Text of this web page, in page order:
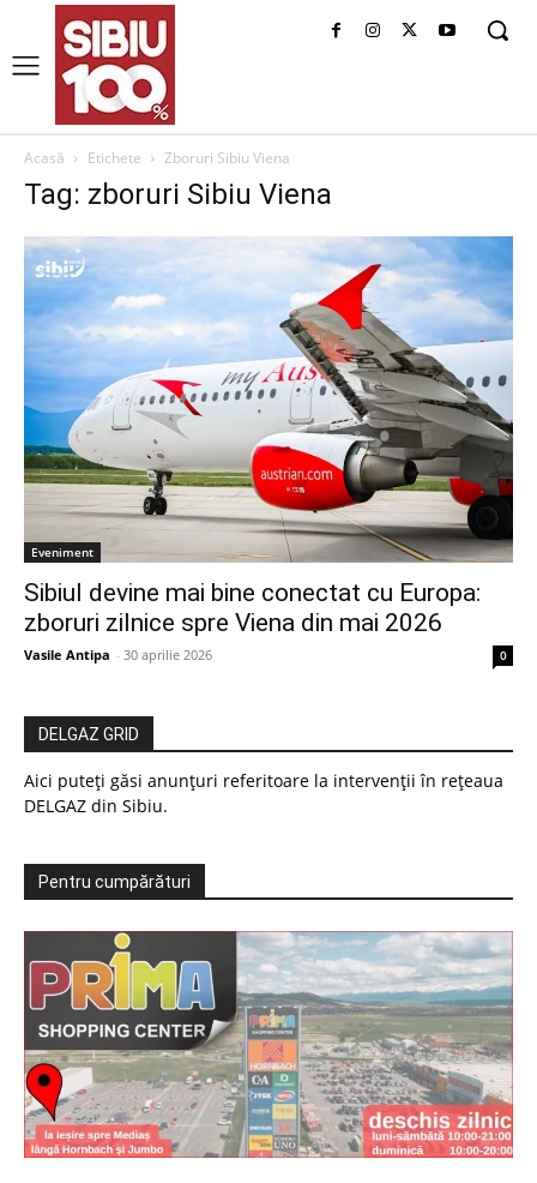
Acasă Etichete Zboruri Sibiu Viena
Tag: zboruri Sibiu Viena
Eveniment
Sibiul devine mai bine conectat cu Europa:
zboruri zilnice spre Viena din mai 2026
Vasile Antipa - 30 aprilie 2026 0
DELGAZ GRID
Aici puteți găsi anunțuri referitoare la intervenții în rețeaua
DELGAZ din Sibiu.
Pentru cumpărături